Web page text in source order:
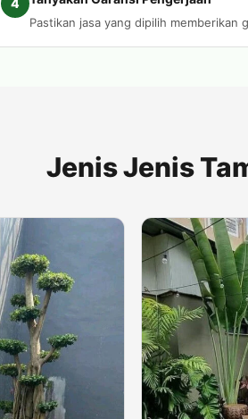
4
Pastikan jasa yang dipilih memberikan
Jenis Jenis